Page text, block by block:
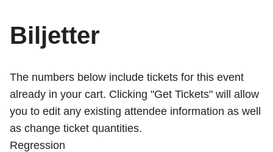
Biljetter
The numbers below include tickets for this event
already in your cart. Clicking "Get Tickets" will allow
you to edit any existing attendee information as well
as change ticket quantities.
Regression